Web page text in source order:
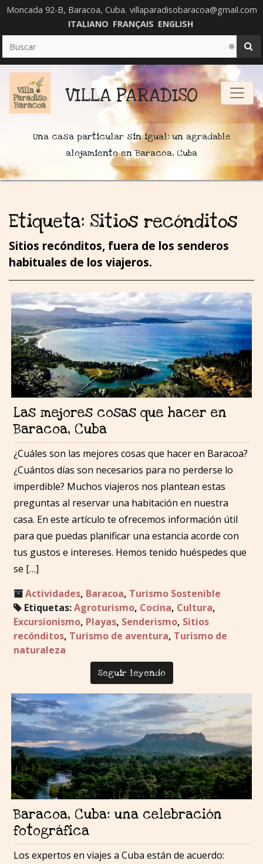
Moncada 92-B, Baracoa, Cuba. villaparadisobaracoa@gmail.com
ITALIANO FRANÇAIS ENGLISH
VILLA PARADISO
Una casa particular sin igual: un agradable
alojamiento en Baracoa, Cuba
Etiqueta: Sitios recónditos
Sitios recónditos, fuera de los senderos
habituales de los viajeros.
Las mejores cosas que hacer en
Baracoa, Cuba
¿Cuáles son las mejores cosas que hacer en Baracoa?
¿Cuántos días son necesarios para no perderse lo
imperdible? Muchos viajeros nos plantean estas
preguntas al reservar una habitación en nuestra
casa. En este artículo te ofrecemos información útil
para que puedas planificar una estancia acorde con
tus gustos e intereses. Hemos tenido huéspedes que
se […]
Actividades, Baracoa, Turismo Sostenible
Etiquetas:Agroturismo, Cocina, Cultura,
Excursionismo, Playas, Senderismo, Sitios
recónditos, Turismo de aventura, Turismo de
naturaleza
Seguir leyendo
Baracoa, Cuba: una celebración
fotográfica
Los expertos en viajes a Cuba están de acuerdo: